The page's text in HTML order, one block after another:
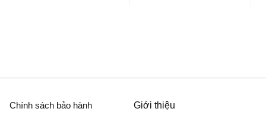
Chính sách bảo hành Giới thiệu